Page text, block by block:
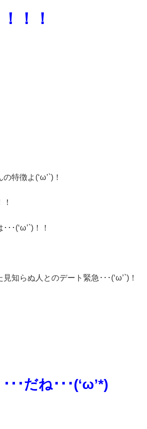
！！
特徴よ(‘ω’`)！
･･(‘ω’`)！！
知らぬ人とのデート緊急･･･(‘ω’`)！
･･だね･･･(‘ω’*)